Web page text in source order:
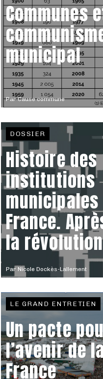
ParCause commune
Communes
municipal
Par Nicole Dockès-Lallement
DOSSIER
Histoire des
institutions
municipales
France.
la révolution
LE GRAND ENTRETIEN
Un pacte
l’avenir de
France